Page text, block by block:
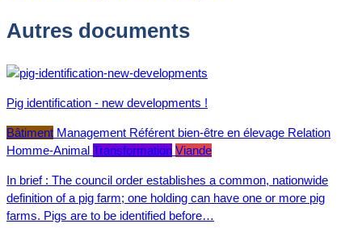
Autres documents
Pig identification - new developments !
Bâtiment Management Référent bien-être en élevage Relation
Homme-Animal Transformation Viande
In brief : The council order establishes a common, nationwide
definition of a pig farm; one holding can have one or more pig
farms. Pigs are to be identified before…